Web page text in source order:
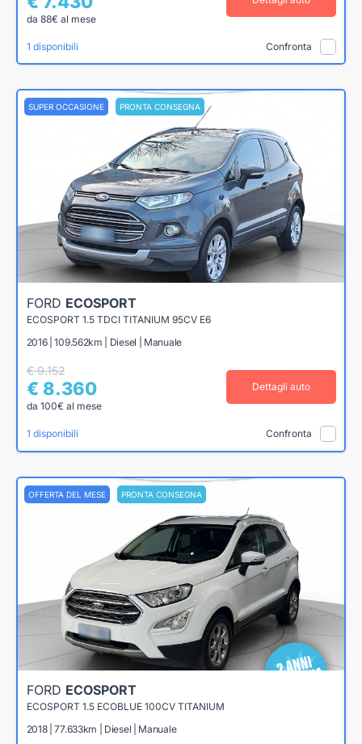
da 88€ al mese
1 disponibili Confronta
SUPER OCCASIONE PRONTA CONSEGNA
FORD ECOSPORT
ECOSPORT 1.5 TDCI TITANIUM 95CV E6
2016 | 109.562km | Diesel | Manuale
€ 9.152
€ 8.360
da 100€ al mese
Dettagli auto
1 disponibili Confronta
OFFERTA DEL MESE PRONTA CONSEGNA
FORD ECOSPORT
ECOSPORT 1.5 ECOBLUE 100CV TITANIUM
2018 | 77.633km | Diesel | Manuale